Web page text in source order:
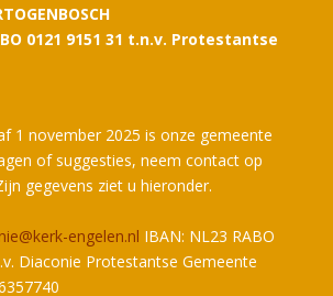
0121 9151 31 t.n.v. Protestantse
1 november 2025 is onze gemeente
of suggesties, neem contact op
gegevens ziet u hieronder.
engelen.nl IBAN: NL23 RABO
Diaconie Protestantse Gemeente